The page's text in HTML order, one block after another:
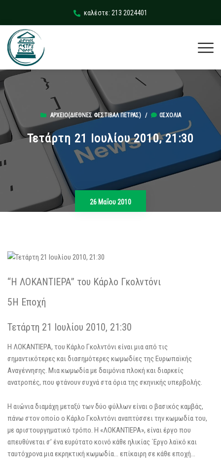
καλέστε: 213 2024401
ΑΡΧΕΊΟ(ΔΙΕΘΝΈΣ ΦΕΣΤΙΒΆΛ ΠΈΤΡΑΣ)/ 0ΣΧΌΛΙΑ
Τετάρτη 21 Ιουλίου 2010, 21:30
26 Μαΐου 2010
“Η ΛΟΚΑΝΤΙΕΡΑ” του Κάρλο Γκολντόνι
5Η Εποχή
Τετάρτη 21 Ιουλίου 2010, 21:30
Η ΛΟΚΑΝΤΙΕΡΑ, του Κάρλο Γκολντόνι είναι μια από τις
σημαντικότερες και διασημότερες κωμωδίες της Ευρωπαϊκής
Αναγέννησης. Μια κωμωδία με δαιμόνια πλοκή και διαρκείς
ανατροπές, που φτάνουν συχνά στα όρια της σκηνικής υπερβολής.
Η αιώνια διαμάχη μεταξύ των δύο φύλλων είναι ο βασικός καμβάς,
πάνω στον οποίο ο Κάρλο Γκολντόνι αναπτύσσει την κωμωδία του,
με αριστουργηματικό τρόπο. Η «ΛΟΚΑΝΤΙΕΡΑ», είναι έργο που
απευθύνεται σ’ ένα ευρύτατο κοινό κάθε ηλικίας ΄Εργο λαϊκό και
ταυτόχρονα μια εκρηκτική κωμωδία… επίκαιρη σε κάθε εποχή…